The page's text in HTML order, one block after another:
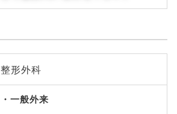
整形外科
一般外来